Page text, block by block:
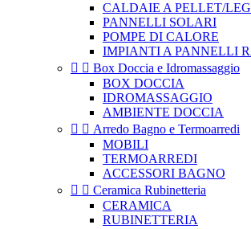
CALDAIE A PELLET/
PANNELLI SOLARI
POMPE DI CALORE
IMPIANTI A PANNELLI
  Box Doccia e Idromassaggio
BOX DOCCIA
IDROMASSAGGIO
AMBIENTE DOCCIA
  Arredo Bagno e Termoarredi
MOBILI
TERMOARREDI
ACCESSORI BAGNO
  Ceramica Rubinetteria
CERAMICA
RUBINETTERIA